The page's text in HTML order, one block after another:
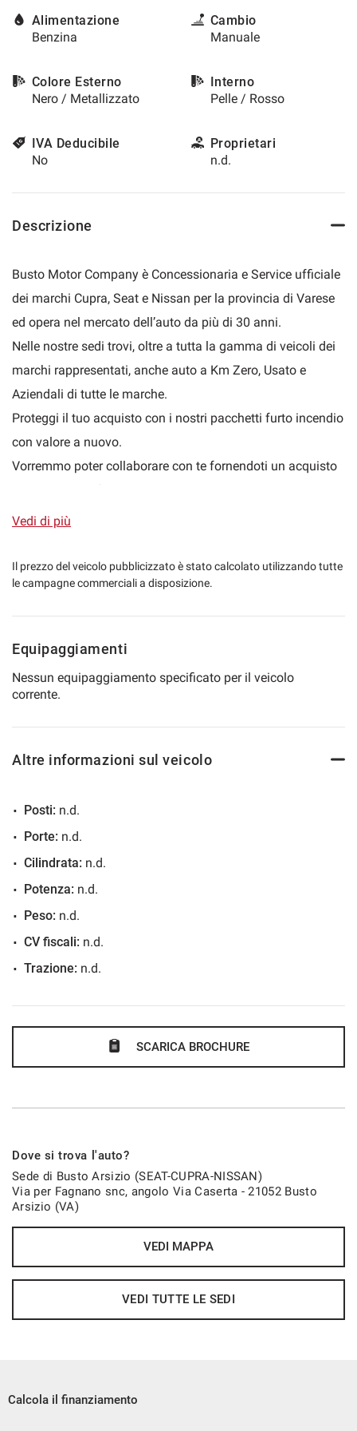
Alimentazione
Benzina
Cambio
Manuale
Colore Esterno
Nero / Metallizzato
Interno
Pelle / Rosso
IVA Deducibile
No
Proprietari
n.d.
Descrizione
Busto Motor Company è Concessionaria e Service ufficiale
dei marchi Cupra, Seat e Nissan per la provincia di Varese
ed opera nel mercato dell’auto da più di 30 anni.
Nelle nostre sedi trovi, oltre a tutta la gamma di veicoli dei
marchi rappresentati, anche auto a Km Zero, Usato e
Aziendali di tutte le marche.
Proteggi il tuo acquisto con i nostri pacchetti furto incendio
con valore a nuovo.
Vorremmo poter collaborare con te fornendoti un acquisto
sicuro e soddisfare le tue esigenze personalizzando il tuo
acquisto e creando finanziamenti su misura per te.
tutta la trattativa a distanza, invio di tutta la
documentazione contrattuale e spedizione della vettura in
Vedi di più
Il prezzo del veicolo pubblicizzato è stato calcolato utilizzando tutte
le campagne commerciali a disposizione.
Equipaggiamenti
Nessun equipaggiamento specificato per il veicolo
corrente.
Altre informazioni sul veicolo
Posti: n.d.
Porte: n.d.
Cilindrata: n.d.
Potenza: n.d.
Peso: n.d.
CV fiscali: n.d.
Trazione: n.d.
SCARICA BROCHURE
Dove si trova l'auto?
Sede di Busto Arsizio (SEAT-CUPRA-NISSAN)
Via per Fagnano snc, angolo Via Caserta - 21052 Busto
Arsizio (VA)
VEDI MAPPA
VEDI TUTTE LE SEDI
Calcola il finanziamento
questi
strumenti
si
rimanda
policy.
Puoi
e
le
in
momento.
Cookie necessari
Cookie per il miglioramento dell'esperienza utente
Cookie analitici
Cookie di marketing
Leggi
la
cookie
le
impostazioni